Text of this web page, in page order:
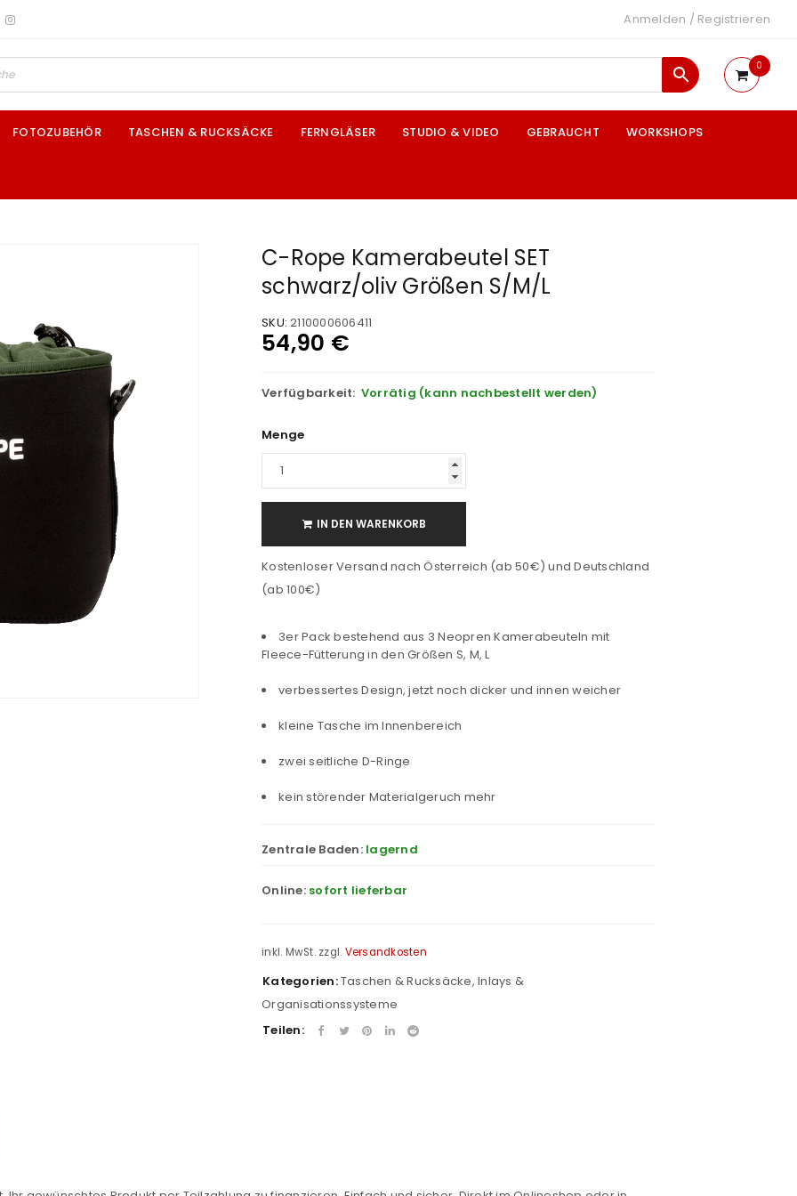
Anmelden / Registrieren
0
FOTOZUBEHÖR TASCHEN & RUCKSÄCKE FERNGLÄSER STUDIO & VIDEO GEBRAUCHT WORKSHOPS
C-Rope Kamerabeutel SET
schwarz/oliv Größen S/M/L
SKU: 2110000606411
54,90 €
Verfügbarkeit: Vorrätig (kann nachbestellt werden)
Menge
IN DEN WARENKORB
Kostenloser Versand nach Österreich (ab 50€) und Deutschland
(ab 100€)
3er Pack bestehend aus 3 Neopren Kamerabeuteln mit
Fleece-Fütterung in den Größen S, M, L
verbessertes Design, jetzt noch dicker und innen weicher
kleine Tasche im Innenbereich
zwei seitliche D-Ringe
kein störender Materialgeruch mehr
Zentrale Baden: lagernd
Online: sofort lieferbar
inkl. MwSt. zzgl. Versandkosten
Kategorien:Taschen & Rucksäcke, Inlays &
Organisationssysteme
Teilen: